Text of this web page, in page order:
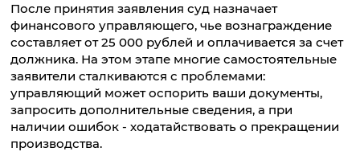
После принятия заявления суд назначает
финансового управляющего, чье вознаграждение
составляет от 25 000 рублей и оплачивается за счет
должника. На этом этапе многие самостоятельные
заявители сталкиваются с проблемами:
управляющий может оспорить ваши документы,
запросить дополнительные сведения, а при
наличии ошибок - ходатайствовать о прекращении
производства.